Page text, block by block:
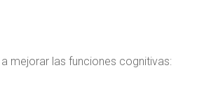
mejorar las funciones cognitivas: